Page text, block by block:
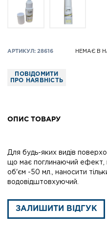
АРТИКУЛ: 28616 НЕМАЄ В
ПОВІДОМИТИ
ПРО НАЯВНІСТЬ
ОПИС ТОВАРУ
Для будь-яких видів
що має поглинаючий ефект,
об'єм -50 мл., наносити
водовідштовхуючий.
ЗАЛИШИТИ ВІДГУК